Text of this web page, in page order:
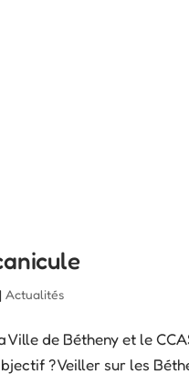
|Actualités
Ville de Bétheny et le
? Veiller sur les